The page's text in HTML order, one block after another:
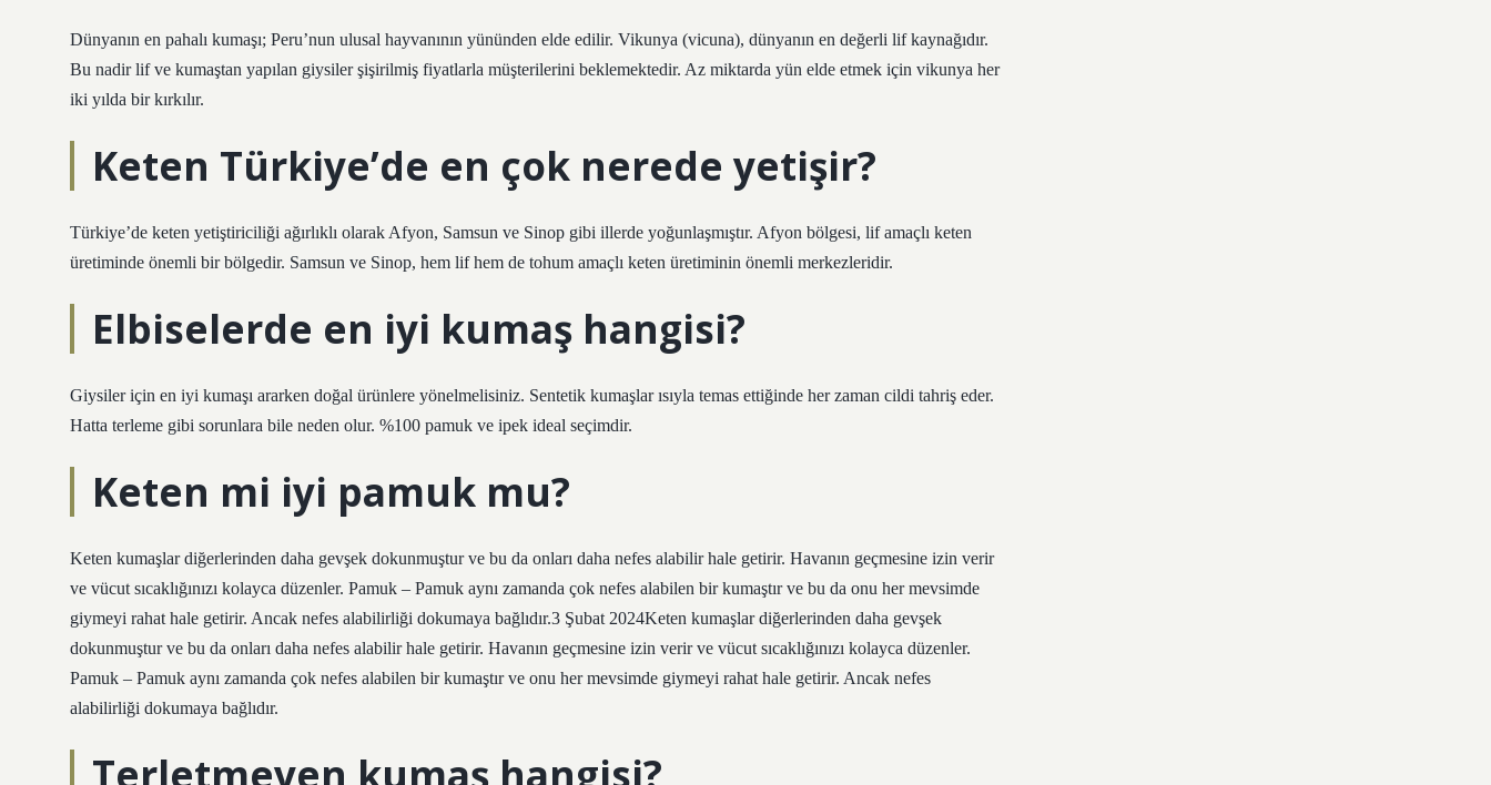
Dünyanın en pahalı kumaşı; Peru’nun ulusal hayvanının yününden elde edilir. Vikunya (vicuna), dünyanın en değerli lif kaynağıdır.
Bu nadir lif ve kumaştan yapılan giysiler şişirilmiş fiyatlarla müşterilerini beklemektedir. Az miktarda yün elde etmek için vikunya her
iki yılda bir kırkılır.
Keten Türkiye’de en çok nerede yetişir?
Türkiye’de keten yetiştiriciliği ağırlıklı olarak Afyon, Samsun ve Sinop gibi illerde yoğunlaşmıştır. Afyon bölgesi, lif amaçlı keten
üretiminde önemli bir bölgedir. Samsun ve Sinop, hem lif hem de tohum amaçlı keten üretiminin önemli merkezleridir.
Elbiselerde en iyi kumaş hangisi?
Giysiler için en iyi kumaşı ararken doğal ürünlere yönelmelisiniz. Sentetik kumaşlar ısıyla temas ettiğinde her zaman cildi tahriş eder.
Hatta terleme gibi sorunlara bile neden olur. %100 pamuk ve ipek ideal seçimdir.
Keten mi iyi pamuk mu?
Keten kumaşlar diğerlerinden daha gevşek dokunmuştur ve bu da onları daha nefes alabilir hale getirir. Havanın geçmesine izin verir
ve vücut sıcaklığınızı kolayca düzenler. Pamuk – Pamuk aynı zamanda çok nefes alabilen bir kumaştır ve bu da onu her mevsimde
giymeyi rahat hale getirir. Ancak nefes alabilirliği dokumaya bağlıdır.3 Şubat 2024Keten kumaşlar diğerlerinden daha gevşek
dokunmuştur ve bu da onları daha nefes alabilir hale getirir. Havanın geçmesine izin verir ve vücut sıcaklığınızı kolayca düzenler.
Pamuk – Pamuk aynı zamanda çok nefes alabilen bir kumaştır ve onu her mevsimde giymeyi rahat hale getirir. Ancak nefes
alabilirliği dokumaya bağlıdır.
Terletmeyen kumaş hangisi?